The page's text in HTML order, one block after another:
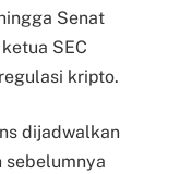
Senat
SEC
kripto.
dijadwalkan
sebelumnya